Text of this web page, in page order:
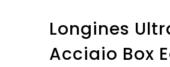
Longines
Acciaio Box